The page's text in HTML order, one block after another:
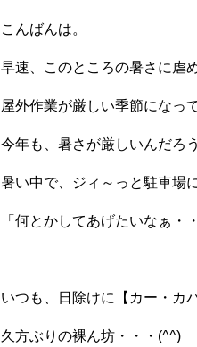
こんばんは。
早速、このところの暑さに虐
屋外作業が厳しい季節になっ
今年も、暑さが厳しいんだろ
暑い中で、ジィ～っと駐車場
「何とかしてあげたいなぁ・
いつも、日除けに【カー・カ
久方ぶりの裸ん坊・・・(^^)